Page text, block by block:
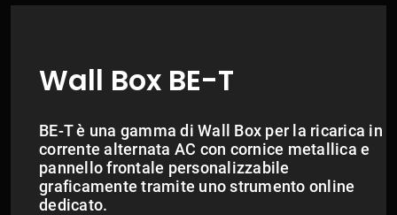
Wall Box BE-T
BE-T è una gamma di Wall Box per la ricarica in
corrente alternata AC con cornice metallica e
pannello frontale personalizzabile
graficamente tramite uno strumento online
dedicato.